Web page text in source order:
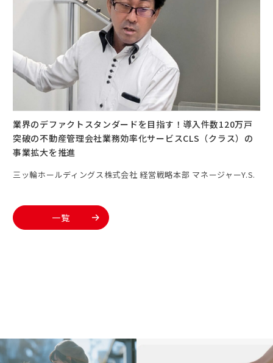
業界のデファクトスタンダードを目指す！導入件数120万戸
突破の不動産管理会社業務効率化サービスCLS（クラス）の
事業拡大を推進
三ッ輪ホールディングス株式会社 経営戦略本部 マネージャーY.S.